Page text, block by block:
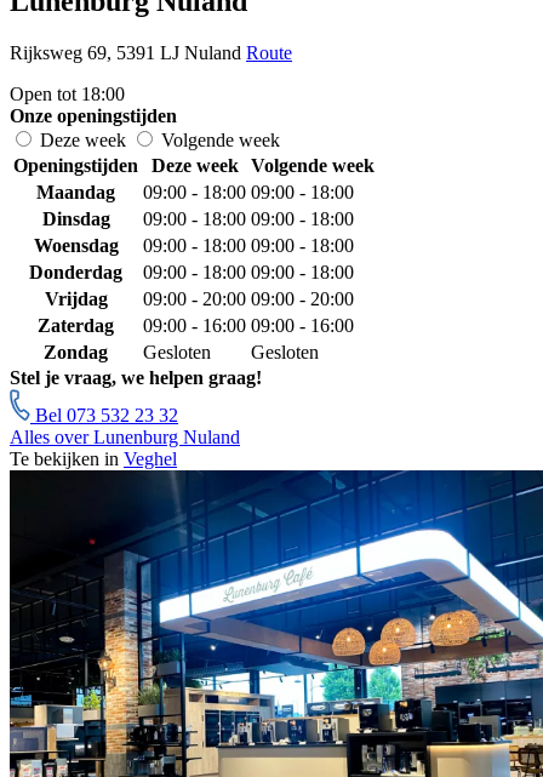
Rijksweg 69, 5391 LJ Nuland Route
Open tot 18:00
Onze openingstijden
Deze week
Volgende week
Openingstijden
Deze week
Volgende week
Maandag
09:00 - 18:00 09:00 - 18:00
Dinsdag
09:00 - 18:00 09:00 - 18:00
Woensdag
09:00 - 18:00 09:00 - 18:00
Donderdag
09:00 - 18:00 09:00 - 18:00
Vrijdag
09:00 - 20:00 09:00 - 20:00
Zaterdag
09:00 - 16:00 09:00 - 16:00
Zondag
Gesloten
Gesloten
Stel je vraag, we helpen graag!
Bel 073 532 23 32
Alles over Lunenburg Nuland
Te bekijken in Veghel